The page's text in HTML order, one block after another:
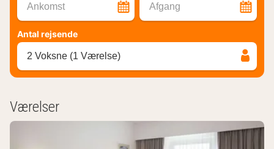
Ankomst Afgang
Antal rejsende
2 Voksne (1 Værelse)
Værelser